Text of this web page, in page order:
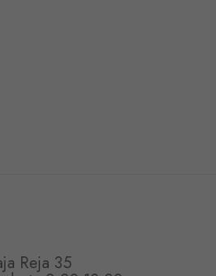
Reja 35